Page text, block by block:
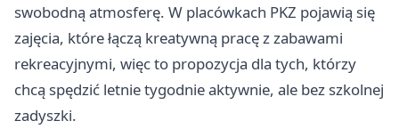
swobodną atmosferę. W placówkach PKZ pojawią się
zajęcia, które łączą kreatywną pracę z zabawami
rekreacyjnymi, więc to propozycja dla tych, którzy
chcą spędzić letnie tygodnie aktywnie, ale bez szkolnej
zadyszki.